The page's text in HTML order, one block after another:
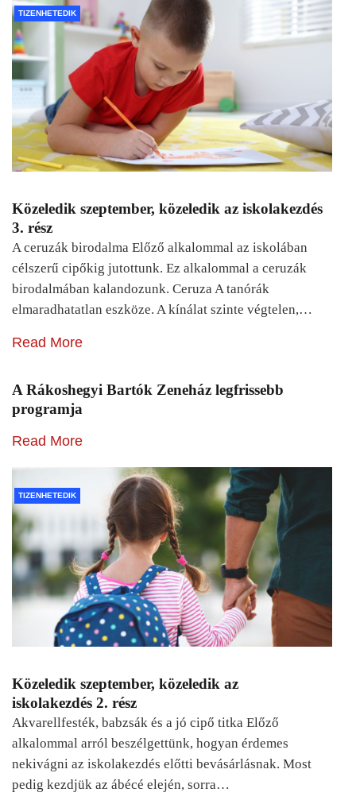
TIZENHETEDIK
Közeledik szeptember, közeledik az iskolakezdés
3. rész
A ceruzák birodalma Előző alkalommal az iskolában
célszerű cipőkig jutottunk. Ez alkalommal a ceruzák
birodalmában kalandozunk. Ceruza A tanórák
elmaradhatatlan eszköze. A kínálat szinte végtelen,…
Read More
A Rákoshegyi Bartók Zeneház legfrissebb
programja
Read More
TIZENHETEDIK
Közeledik szeptember, közeledik az
iskolakezdés 2. rész
Akvarellfesték, babzsák és a jó cipő titka Előző
alkalommal arról beszélgettünk, hogyan érdemes
nekivágni az iskolakezdés előtti bevásárlásnak. Most
pedig kezdjük az ábécé elején, sorra…